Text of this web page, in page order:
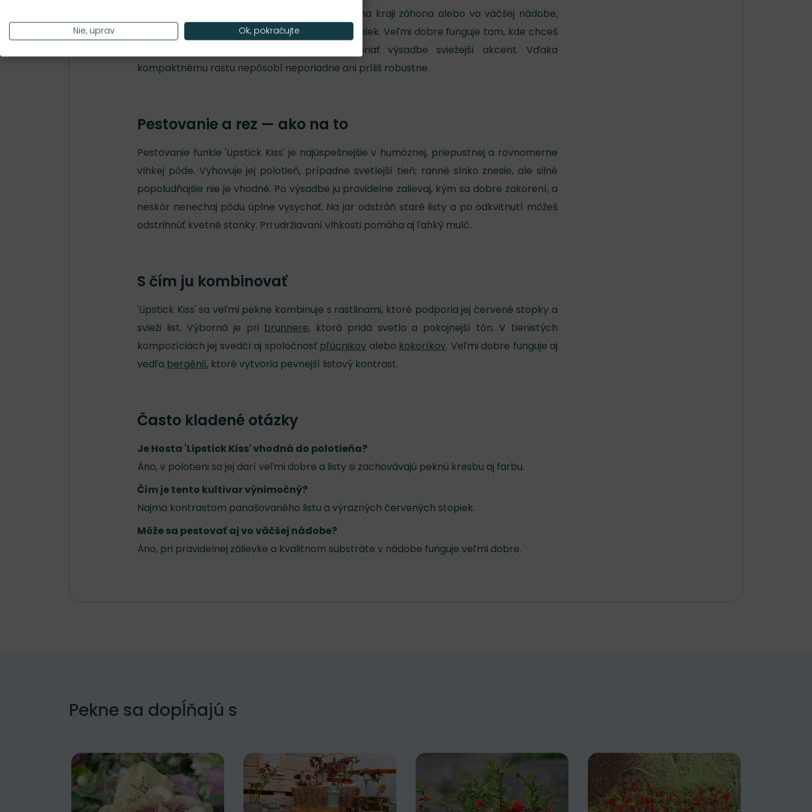
Najlepšie vynikne v polotieni, pri chodníkoch, na kraji záhona alebo vo väčšej nádobe,
kde sa dá oceniť kresba listov aj farebnosť stopiek. Veľmi dobre funguje tam, kde chceš
popri pokojnejších zelených rastlinách dopriať výsadbe sviežejší akcent. Vďaka
kompaktnému rastu nepôsobí neporiadne ani príliš robustne.
Pestovanie a rez — ako na to
Pestovanie funkie 'Lipstick Kiss' je najúspešnejšie v humóznej, priepustnej a rovnomerne
vlhkej pôde. Vyhovuje jej polotieň, prípadne svetlejší tieň; ranné slnko znesie, ale silné
popoludňajšie nie je vhodné. Po výsadbe ju pravidelne zalievaj, kým sa dobre zakorení, a
neskôr nenechaj pôdu úplne vysychať. Na jar odstráň staré listy a po odkvitnutí môžeš
odstrihnúť kvetné stonky. Pri udržiavaní vlhkosti pomáha aj ľahký mulč.
S čím ju kombinovať
'Lipstick Kiss' sa veľmi pekne kombinuje s rastlinami, ktoré podporia jej červené stopky a
svieži list. Výborná je pri brunnere, ktorá pridá svetlo a pokojnejší tón. V tienistých
kompozíciách jej svedčí aj spoločnosť pľúcnikov alebo kokoríkov. Veľmi dobre funguje aj
vedľa bergénií, ktoré vytvoria pevnejší listový kontrast.
Často kladené otázky
Je Hosta 'Lipstick Kiss' vhodná do polotieňa?
Áno, v polotieni sa jej darí veľmi dobre a listy si zachovávajú peknú kresbu aj farbu.
Čím je tento kultivar výnimočný?
Najmä kontrastom panašovaného listu a výrazných červených stopiek.
Môže sa pestovať aj vo väčšej nádobe?
Áno, pri pravidelnej zálievke a kvalitnom substráte v nádobe funguje veľmi dobre.
Pekne sa dopĺňajú s
Nie, uprav Ok, pokračujte